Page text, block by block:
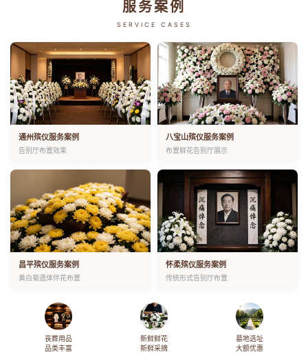
服务案例
SERVICE CASES
通州殡仪服务案例
告别厅布置效果
八宝山殡仪服务案例
布置鲜花告别厅展示
昌平殡仪服务案例
黄白菊遗体伴花布置
怀柔殡仪服务案例
传统形式告别厅布置
丧葬用品
品类丰富
新鲜鲜花
新鲜采摘
墓地选址
大额优惠